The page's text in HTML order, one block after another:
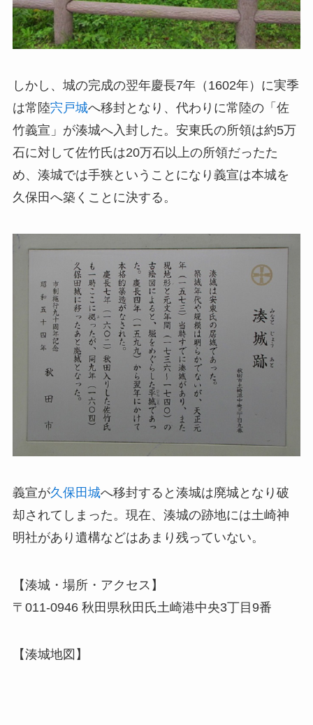
しかし、城の完成の翌年慶長7年（1602年）に実季
は常陸宍戸城へ移封となり、代わりに常陸の「佐
竹義宣」が湊城へ入封した。安東氏の所領は約5万
石に対して佐竹氏は20万石以上の所領だったた
め、湊城では手狭ということになり義宣は本城を
久保田へ築くことに決する。
義宣が久保田城へ移封すると湊城は廃城となり破
却されてしまった。現在、湊城の跡地には土崎神
明社があり遺構などはあまり残っていない。
【湊城・場所・アクセス】
〒011-0946 秋田県秋田氏土崎港中央3丁目9番
【湊城地図】